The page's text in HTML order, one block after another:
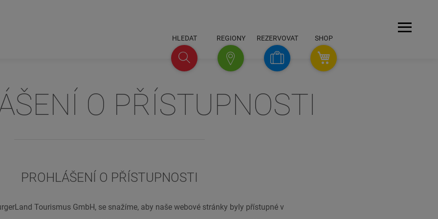
HLEDAT
Hledat
REGIONY
Regiony
REZERVOVAT
Rezervovat
SHOP
SHOP
O PŘÍSTUPNOSTI
PROHLÁŠENÍ O PŘÍSTUPNOSTI
Tourismus GmbH, se snažíme, aby naše webové stránky byly přístupné v